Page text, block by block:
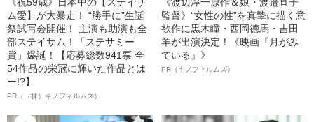
ム愛】が大暴走！ “勝手に”生誕
祭試写会開催！ 主演も助演も全
部ステイサム！「ステサミー
賞」爆誕！【応募総数941票 全
54作品の栄冠に輝いた作品とは
ー!?】
PR（（株）キノフィルムズ）
監督》“女性の性”を真摯に描く意
欲作に黒木瞳・西岡德馬・吉田
羊が出演決定！《映画『月がみ
ている』》
PR（キノフィルムズ）